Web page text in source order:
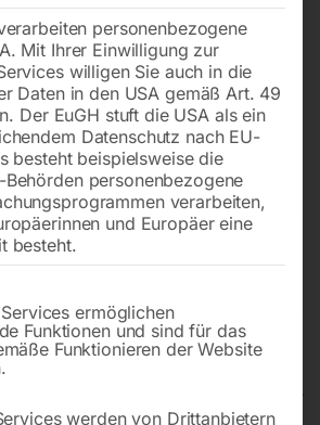
Steuerplatine kompl.
personenbezogene
Mit Ihrer Einwilligung zur
willigen Sie auch in die
Daten in den USA gemäß Art. 49
Der EuGH stuft die USA als ein
Datenschutz nach EU-
besteht beispielsweise die
Behörden personenbezogene
verarbeiten,
und Europäer eine
besteht.
Service-Gruppen, für die eine
ermöglichen
Funktionen und sind für das
Funktionieren der Website
werden von Drittanbietern